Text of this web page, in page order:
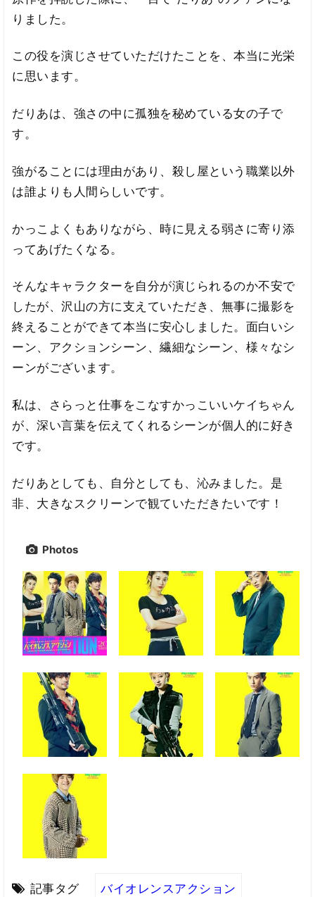
りました。
この役を演じさせていただけたことを、本当に光栄
に思います。
だりあは、強さの中に孤独を秘めている女の子で
す。
強がることには理由があり、殺し屋という職業以外
は誰よりも人間らしいです。
かっこよくもありながら、時に見える弱さに寄り添
ってあげたくなる。
そんなキャラクターを自分が演じられるのか不安で
したが、沢山の方に支えていただき、無事に撮影を
終えることができて本当に安心しました。面白いシ
ーン、アクションシーン、繊細なシーン、様々なシ
ーンがございます。
私は、さらっと仕事をこなすかっこいいケイちゃん
が、深い言葉を伝えてくれるシーンが個人的に好き
です。
だりあとしても、自分としても、沁みました。是
非、大きなスクリーンで観ていただきたいです！
Photos
記事タグ バイオレンスアクション